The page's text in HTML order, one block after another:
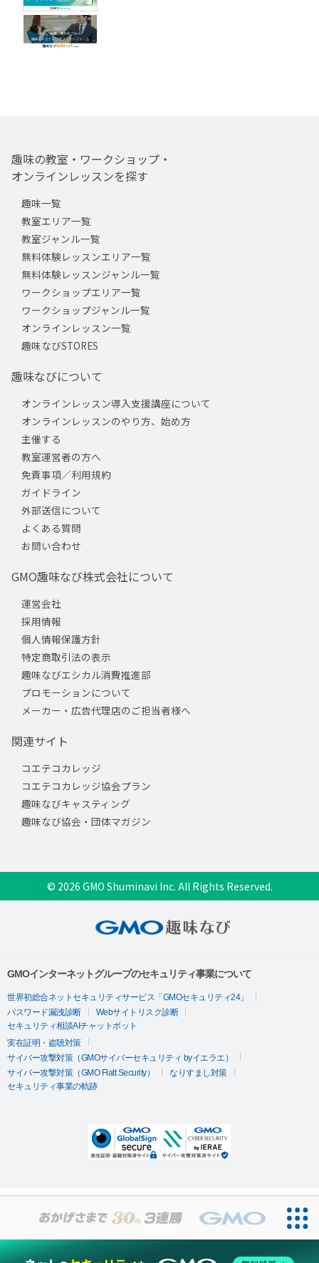
趣味の教室・ワークショップ・
オンラインレッスンを探す
趣味一覧
教室エリア一覧
教室ジャンル一覧
無料体験レッスンエリア一覧
無料体験レッスンジャンル一覧
ワークショップエリア一覧
ワークショップジャンル一覧
オンラインレッスン一覧
趣味なびSTORES
趣味なびについて
オンラインレッスン導入支援講座について
オンラインレッスンのやり方、始め方
主催する
教室運営者の方へ
免責事項／利用規約
ガイドライン
外部送信について
よくある質問
お問い合わせ
GMO趣味なび株式会社について
運営会社
採用情報
個人情報保護方針
特定商取引法の表示
趣味なびエシカル消費推進部
プロモーションについて
メーカー・広告代理店のご担当者様へ
関連サイト
コエテコカレッジ
コエテコカレッジ協会プラン
趣味なびキャスティング
趣味なび協会・団体マガジン
© 2026 GMO Shuminavi Inc. All Rights Reserved.